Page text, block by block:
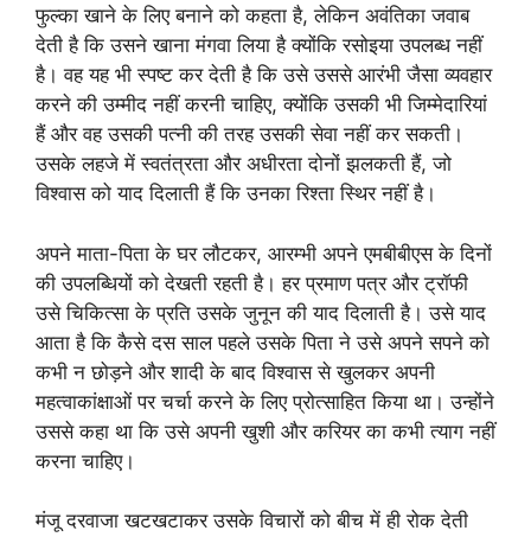
फुल्का खाने के लिए बनाने को कहता है, लेकिन अवंतिका जवाब
देती है कि उसने खाना मंगवा लिया है क्योंकि रसोइया उपलब्ध नहीं
है। वह यह भी स्पष्ट कर देती है कि उसे उससे आरंभी जैसा व्यवहार
करने की उम्मीद नहीं करनी चाहिए, क्योंकि उसकी भी जिम्मेदारियां
हैं और वह उसकी पत्नी की तरह उसकी सेवा नहीं कर सकती।
उसके लहजे में स्वतंत्रता और अधीरता दोनों झलकती हैं, जो
विश्वास को याद दिलाती हैं कि उनका रिश्ता स्थिर नहीं है।
अपने माता-पिता के घर लौटकर, आरम्भी अपने एमबीबीएस के दिनों
की उपलब्धियों को देखती रहती है। हर प्रमाण पत्र और ट्रॉफी
उसे चिकित्सा के प्रति उसके जुनून की याद दिलाती है। उसे याद
आता है कि कैसे दस साल पहले उसके पिता ने उसे अपने सपने को
कभी न छोड़ने और शादी के बाद विश्वास से खुलकर अपनी
महत्वाकांक्षाओं पर चर्चा करने के लिए प्रोत्साहित किया था। उन्होंने
उससे कहा था कि उसे अपनी खुशी और करियर का कभी त्याग नहीं
करना चाहिए।
मंजू दरवाजा खटखटाकर उसके विचारों को बीच में ही रोक देती